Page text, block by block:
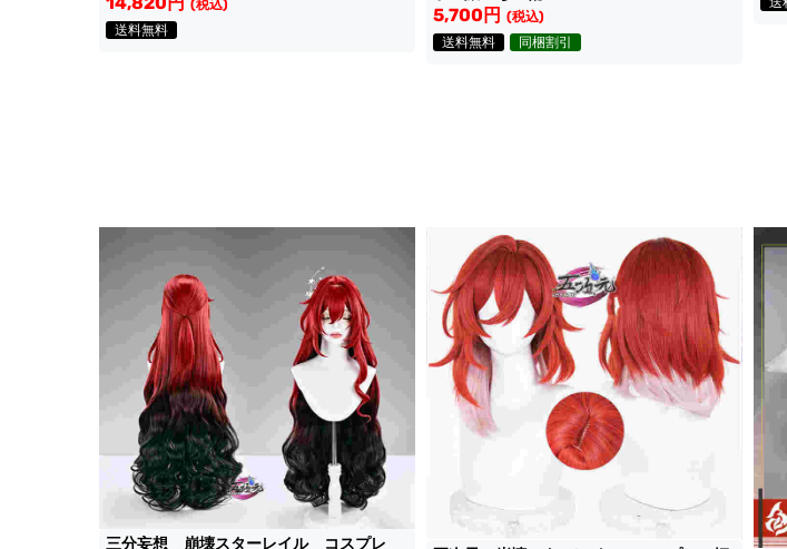
(税込)
送料無料
5,700円 (税込)
送料無料
同梱割引
三分妄想 崩壊スターレイル コスプレ